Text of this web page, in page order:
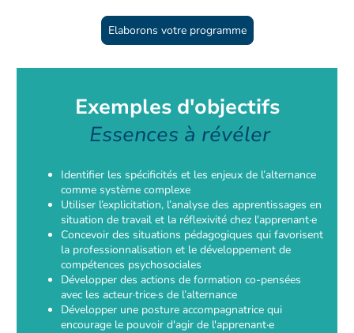
Elaborons votre programme
Exemples d'objectifs
Essences à révéler
Identifier les spécificités et les enjeux de l’alternance
comme système complexe
Utiliser l’explicitation, l’analyse des apprentissages en
situation de travail et la réflexivité chez l'apprenant·e
Concevoir des situations pédagogiques qui favorisent
la professionnalisation et le développement de
compétences psychosociales
Développer des actions de formation co-pensées
avec les acteur·trice·s de l’alternance
Développer une posture accompagnatrice qui
encourage le pouvoir d'agir de l'apprenant·e